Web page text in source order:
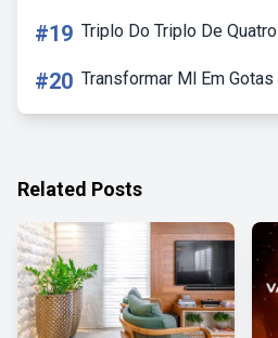
#19 Triplo Do Triplo De Quatro
#20 Transformar Ml Em Gotas
Related Posts